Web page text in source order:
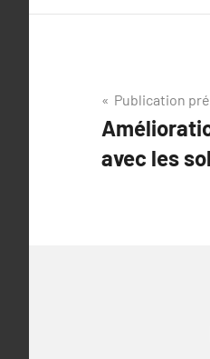
de
l’article
Publication
avec les